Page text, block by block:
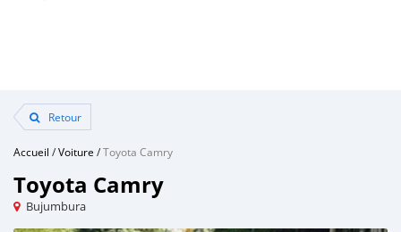
Retour
Accueil /Voiture /Toyota Camry
Toyota Camry
Bujumbura